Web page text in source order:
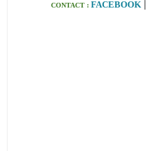
CONTACT : FACEBOOK|